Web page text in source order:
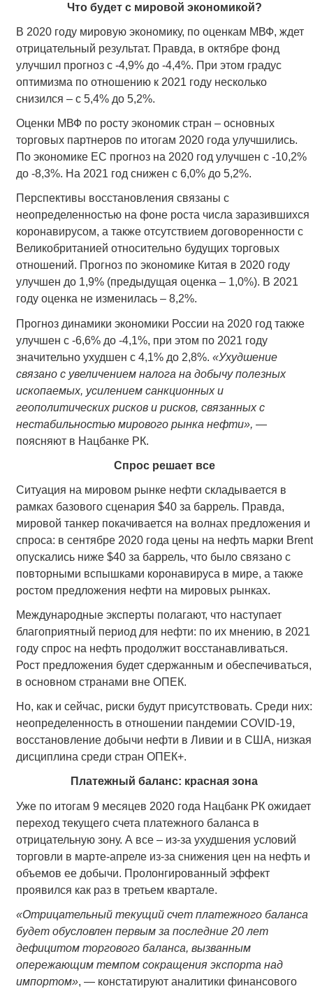
Что будет с мировой экономикой?
В 2020 году мировую экономику, по оценкам МВФ, ждет
отрицательный результат. Правда, в октябре фонд
улучшил прогноз с -4,9% до -4,4%. При этом градус
оптимизма по отношению к 2021 году несколько
снизился – с 5,4% до 5,2%.
Оценки МВФ по росту экономик стран – основных
торговых партнеров по итогам 2020 года улучшились.
По экономике ЕС прогноз на 2020 год улучшен с -10,2%
до -8,3%. На 2021 год снижен с 6,0% до 5,2%.
Перспективы восстановления связаны с
неопределенностью на фоне роста числа заразившихся
коронавирусом, а также отсутствием договоренности с
Великобританией относительно будущих торговых
отношений. Прогноз по экономике Китая в 2020 году
улучшен до 1,9% (предыдущая оценка – 1,0%). В 2021
году оценка не изменилась – 8,2%.
Прогноз динамики экономики России на 2020 год также
улучшен с -6,6% до -4,1%, при этом по 2021 году
значительно ухудшен с 4,1% до 2,8%. «Ухудшение
связано с увеличением налога на добычу полезных
ископаемых, усилением санкционных и
геополитических рисков и рисков, связанных с
нестабильностью мирового рынка нефти», —
поясняют в Нацбанке РК.
Спрос решает все
Ситуация на мировом рынке нефти складывается в
рамках базового сценария $40 за баррель. Правда,
мировой танкер покачивается на волнах предложения и
спроса: в сентябре 2020 года цены на нефть марки Brent
опускались ниже $40 за баррель, что было связано с
повторными вспышками коронавируса в мире, а также
ростом предложения нефти на мировых рынках.
Международные эксперты полагают, что наступает
благоприятный период для нефти: по их мнению, в 2021
году спрос на нефть продолжит восстанавливаться.
Рост предложения будет сдержанным и обеспечиваться,
в основном странами вне ОПЕК.
Но, как и сейчас, риски будут присутствовать. Среди них:
неопределенность в отношении пандемии COVID-19,
восстановление добычи нефти в Ливии и в США, низкая
дисциплина среди стран ОПЕК+.
Платежный баланс: красная зона
Уже по итогам 9 месяцев 2020 года Нацбанк РК ожидает
переход текущего счета платежного баланса в
отрицательную зону. А все – из-за ухудшения условий
торговли в марте-апреле из-за снижения цен на нефть и
объемов ее добычи. Пролонгированный эффект
проявился как раз в третьем квартале.
«Отрицательный текущий счет платежного баланса
будет обусловлен первым за последние 20 лет
дефицитом торгового баланса, вызванным
опережающим темпом сокращения экспорта над
импортом», — констатируют аналитики финансового